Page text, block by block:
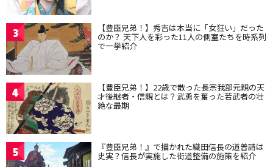
3 【豊臣兄弟！】秀吉は本当に「女狂い」だった
のか？ 天下人を彩った11人の側室たちを時系列
で一挙紹介
4 【豊臣兄弟！】22歳で散った長宗我部元親の天
才後継者・信親とは？武勇を奮った若武者の壮
絶な最期
5 『豊臣兄弟！』で描かれた織田信長の道普請は
史実？信長が実施した街道整備の施策を紹介